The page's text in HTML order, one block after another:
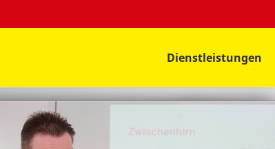
Dienstleistungen